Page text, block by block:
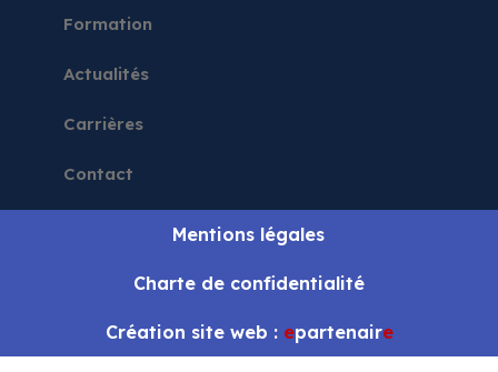
Formation
Actualités
Carrières
Contact
Mentions légales
Charte de confidentialité
Création site web : epartenaire